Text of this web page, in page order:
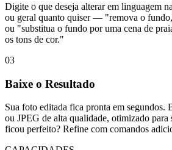
Digite o que deseja alterar em linguagem
ou geral quanto quiser — "remova o
ou "substitua o fundo por uma cena de
os tons de cor."
03
Baixe o Resultado
Sua foto editada fica pronta em segundos.
ou JPEG de alta qualidade, otimizado para
ficou perfeito? Refine com comandos